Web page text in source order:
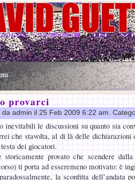
provarci
da admin il 25 Feb 2009 6:22 am.
inevitabili le discussioni su quanto sia
che stavolta, al di là delle
dei giocatori.
storicamente provato che scendere
ti porta ad esseremeno motivato: è
la sconfitta dell’andata